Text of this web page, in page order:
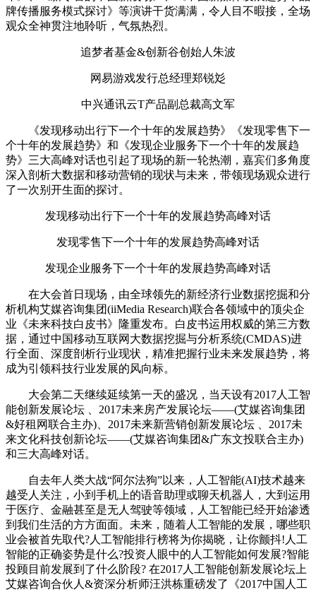
牌传播服务模式探讨》等演讲干货满满，令人目不暇接，全场
观众全神贯注地聆听，气氛热烈。
追梦者基金&创新谷创始人朱波
网易游戏发行总经理郑锐彣
中兴通讯云T产品副总裁高文军
《发现移动出行下一个十年的发展趋势》《发现零售下一
个十年的发展趋势》和《发现企业服务下一个十年的发展趋
势》三大高峰对话也引起了现场的新一轮热潮，嘉宾们多角度
深入剖析大数据和移动营销的现状与未来，带领现场观众进行
了一次别开生面的探讨。
发现移动出行下一个十年的发展趋势高峰对话
发现零售下一个十年的发展趋势高峰对话
发现企业服务下一个十年的发展趋势高峰对话
在大会首日现场，由全球领先的新经济行业数据挖掘和分
析机构艾媒咨询集团(iiMedia Research)联合各领域中的顶尖企
业《未来科技白皮书》隆重发布。白皮书运用权威的第三方数
据，通过中国移动互联网大数据挖掘与分析系统(CMDAS)进
行全面、深度剖析行业现状，精准把握行业未来发展趋势，将
成为引领科技行业发展的风向标。
大会第二天继续延续第一天的盛况，当天设有2017人工智
能创新发展论坛 、2017未来房产发展论坛——(艾媒咨询集团
&好租网联合主办)、2017未来新营销创新发展论坛 、2017未
来文化科技创新论坛——(艾媒咨询集团&广东文投联合主办)
和三大高峰对话。
自去年人类大战“阿尔法狗”以来，人工智能(AI)技术越来
越受人关注，小到手机上的语音助理或聊天机器人，大到运用
于医疗、金融甚至是无人驾驶等领域，人工智能已经开始渗透
到我们生活的方方面面。未来，随着人工智能的发展，哪些职
业会被首先取代?人工智能排行榜将为你揭晓，让你颤抖!人工
智能的正确姿势是什么?投资人眼中的人工智能如何发展?智能
投顾目前发展到了什么阶段? 在2017人工智能创新发展论坛上
艾媒咨询合伙人&资深分析师汪洪栋重磅发了《2017中国人工